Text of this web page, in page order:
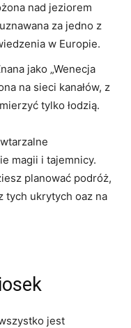
nad jeziorem
za ⁣jedno z
‌w Europie.
jako „Wenecja
na sieci kanałów, z
tylko łodzią.
magii i ⁢tajemnicy.
planować podróż,
tych ukrytych oaz na
jest